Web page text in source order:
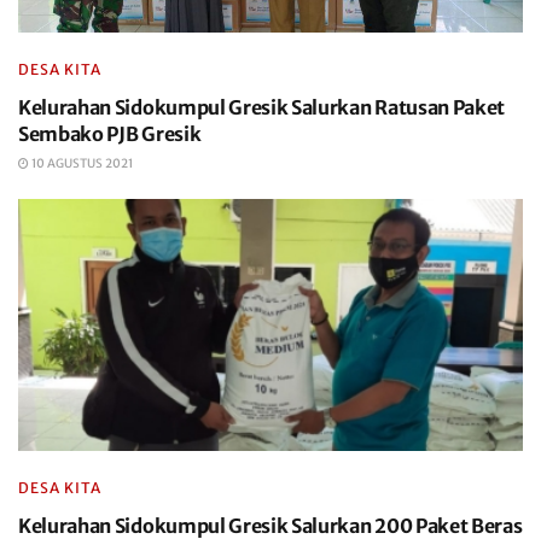
DESA KITA
Kelurahan Sidokumpul Gresik Salurkan Ratusan Paket
Sembako PJB Gresik
10 AGUSTUS 2021
DESA KITA
Kelurahan Sidokumpul Gresik Salurkan 200 Paket Beras